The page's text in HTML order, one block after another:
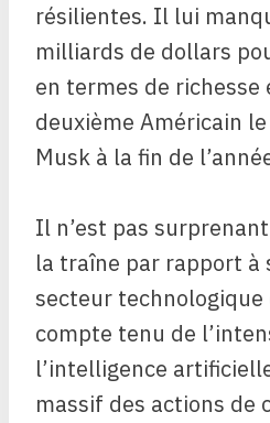
résilientes. Il lui
milliards de dollars
en termes de richesse
deuxième Américain
Musk à la fin de
Il n’est pas
la traîne par rapport à
secteur technologique
compte tenu de
l’intelligence
massif des actions de